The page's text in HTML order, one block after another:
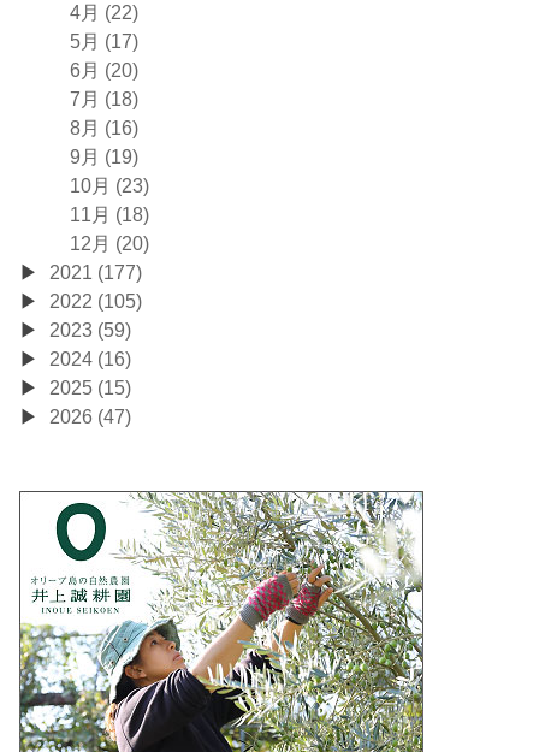
4月 (22)
5月 (17)
6月 (20)
7月 (18)
8月 (16)
9月 (19)
10月 (23)
11月 (18)
12月 (20)
2021 (177)
2022 (105)
2023 (59)
2024 (16)
2025 (15)
2026 (47)